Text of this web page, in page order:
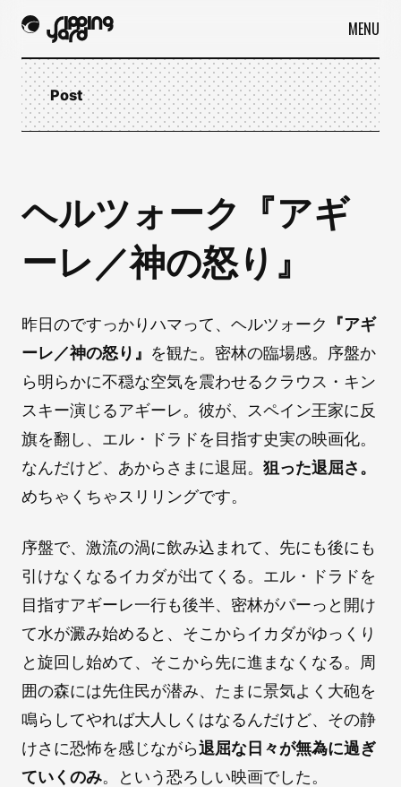
MENU
Post
ヘルツォーク『アギ
ーレ／神の怒り』
昨日のですっかりハマって、ヘルツォーク
『アギ
ーレ／神の怒り』 を観た。密林の臨場感。序盤か
ら明らかに不穏な空気を震わせるクラウス・キン
スキー演じるアギーレ。彼が、スペイン王家に反
旗を翻し、エル・ドラドを目指す史実の映画化。
なんだけど、あからさまに退屈。 狙った退屈さ。
めちゃくちゃスリリングです。
序盤で、激流の渦に飲み込まれて、先にも後にも
引けなくなるイカダが出てくる。エル・ドラドを
目指すアギーレ一行も後半、密林がパーっと開け
て水が澱み始めると、そこからイカダがゆっくり
と旋回し始めて、そこから先に進まなくなる。周
囲の森には先住民が潜み、たまに景気よく大砲を
鳴らしてやれば大人しくはなるんだけど、その静
けさに恐怖を感じながら退屈な日々が無為に過ぎ
ていくのみ。という恐ろしい映画でした。